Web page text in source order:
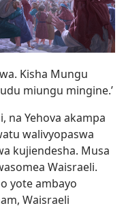
Kisha Mungu
miungu mingine.’
na Yehova akampa
walivyopaswa
kujiendesha. Musa
Waisraeli.
yote ambayo
Waisraeli